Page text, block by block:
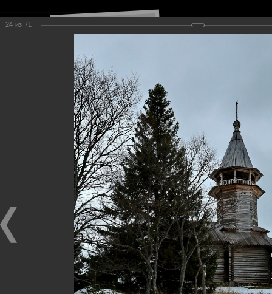
Навигация по сайту
Зодчество Русского Севера
24 из 71